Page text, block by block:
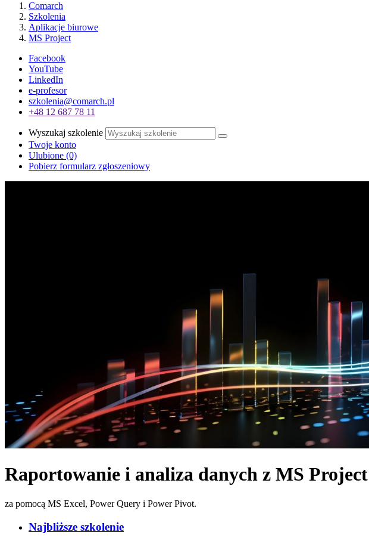
Comarch
Szkolenia
Aplikacje biurowe
MS Project
Facebook
YouTube
LinkedIn
e-profesor
szkolenia@comarch.pl
+48 12 687 78 11
Wyszukaj szkolenie
Twoje konto
Ulubione (0)
Pobierz formularz zgłoszeniowy
Raportowanie i analiza danych z MS Project
za pomocą MS Excel, Power Query i Power Pivot.
Najbliższe szkolenie